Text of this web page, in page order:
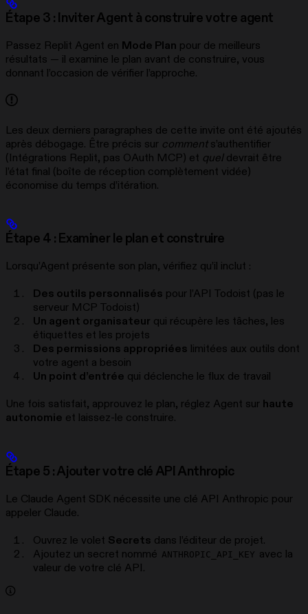
Étape 3 : Inviter Agent à construire votre agent
Passez Replit Agent en Mode Plan pour de meilleurs
résultats — il examine le plan avant de construire, vous
donnant l’occasion de vérifier l’approche.
Les deux derniers paragraphes de cette invite ont été ajoutés
après débogage. Être précis sur comment s’authentifier
(Intégrations Replit, pas OAuth MCP) et queldevrait être
l’état final (boîte de réception complètement vidée)
économise du temps d’itération.
Étape 4 : Examiner le plan et construire
Lorsqu’Agent présente son plan, vérifiez qu’il inclut :
Des outils personnalisés pour l’API Todoist (pas le
serveur MCP Todoist)
Un agent organisateur qui récupère les tâches, les
étiquettes et les projets
Des permissions appropriées limitées aux outils dont
votre agent a besoin
Un point d’entrée qui déclenche le flux de travail
Une fois satisfait, approuvez le plan, réglez Agent sur haute
autonomie et laissez-le construire.
Étape 5 : Ajouter votre clé API Anthropic
Le Claude Agent SDK nécessite une clé API Anthropic pour
appeler Claude.
Ouvrez le volet Secrets dans l’éditeur de projet.
Ajoutez un secret nommé ANTHROPIC_API_KEY avec la
valeur de votre clé API.